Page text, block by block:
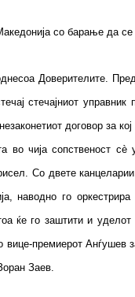
со барање да
Доверителите.
стечајниот управник
договор за
во чија сопственост
Со двете
наводно го
ќе го заштити и
премиерот Анѓушев
Заев.